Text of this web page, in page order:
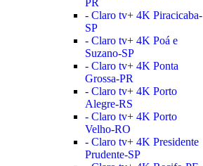
PR
- Claro tv+ 4K Piracicaba-
SP
- Claro tv+ 4K Poá e
Suzano-SP
- Claro tv+ 4K Ponta
Grossa-PR
- Claro tv+ 4K Porto
Alegre-RS
- Claro tv+ 4K Porto
Velho-RO
- Claro tv+ 4K Presidente
Prudente-SP